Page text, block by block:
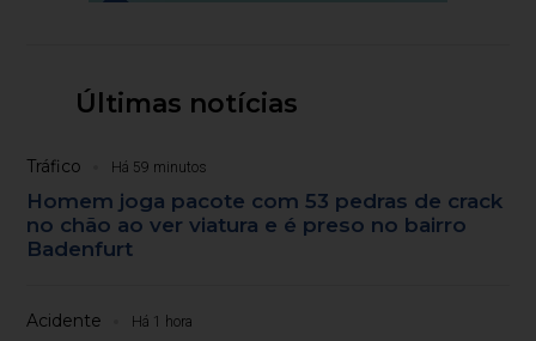
Últimas notícias
Tráfico Há 59 minutos
Homem joga pacote com 53 pedras de crack
no chão ao ver viatura e é preso no bairro
Badenfurt
Acidente Há 1 hora